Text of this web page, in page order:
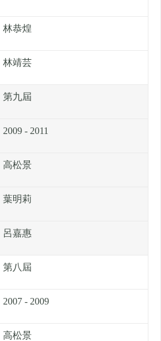
林恭煌
林靖芸
第九屆
2009 - 2011
高松景
葉明莉
呂嘉惠
第八屆
2007 - 2009
高松景